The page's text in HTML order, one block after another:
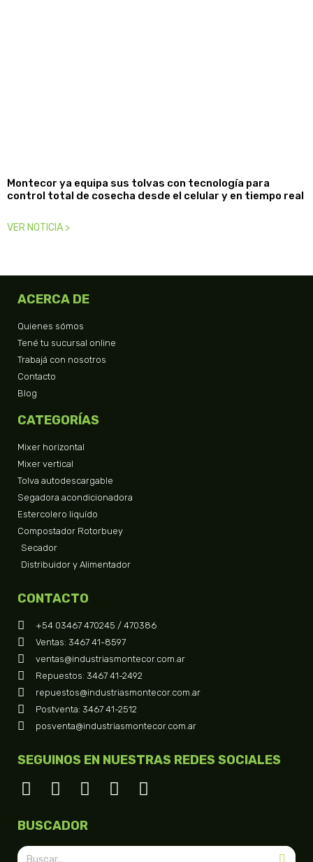
Montecor ya equipa sus tolvas con tecnología para
control total de cosecha desde el celular y en tiempo real
VER NOTICIA >
ACERCA DE
Quienes sómos
Tené tu sucursal online
Trabajá con nosotros
Contacto
Blog
CATEGORÍAS
Mixer horizontal
Mixer vertical
Tolva autodescargable
Segadora acondicionadora
Estercolero liquído
Compostador Rotorbuey
Secador
Distribuidor y Alimentador
CONTACTO
+54 03467 470245 / 470386
Ventas: 3467 41-8597
ventas@industriasmontecor.com.ar
Repuestos: 3467 41-2492
repuestos@industriasmontecor.com.ar
Postventa: 3467 41-2512
posventa@industriasmontecor.com.ar
SEGUINOS EN NUESTRAS REDES SOCIALES
BUSCADOR